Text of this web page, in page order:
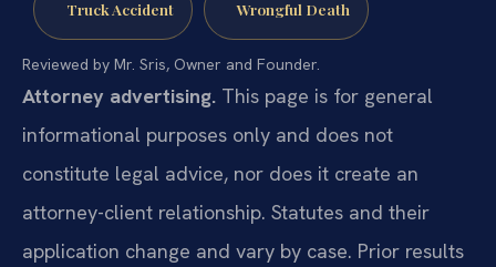
Truck Accident Wrongful Death
Reviewed by Mr. Sris, Owner and Founder.
Attorney advertising. This page is for general
informational purposes only and does not
constitute legal advice, nor does it create an
attorney-client relationship. Statutes and their
application change and vary by case. Prior results